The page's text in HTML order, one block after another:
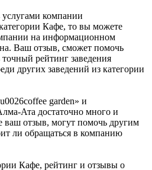
компании
Кафе, то вы можете
на информационном
Ваш отзыв, сможет помочь
точный рейтинг заведения
других заведений из категории
garden» и
Ата достаточно много и
ваш отзыв, могут помочь другим
ли обращаться в компанию
Кафе, рейтинг и отзывы о